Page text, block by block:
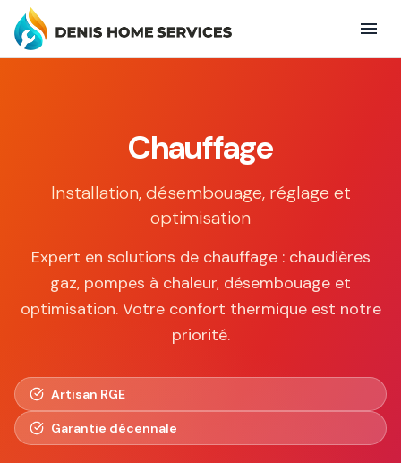
Chauffage
Installation, désembouage, réglage et
optimisation
Expert en solutions de chauffage : chaudières
gaz, pompes à chaleur, désembouage et
optimisation. Votre confort thermique est notre
priorité.
Artisan RGE
Garantie décennale